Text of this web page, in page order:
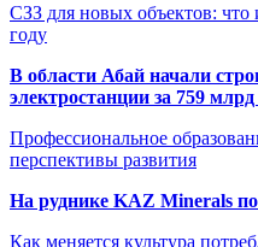
СЗЗ для новых объектов: что
году
В области Абай начали
электростанции за 759 млрд
Профессиональное
перспективы развития
На руднике KAZ Minerals
Как меняется культура